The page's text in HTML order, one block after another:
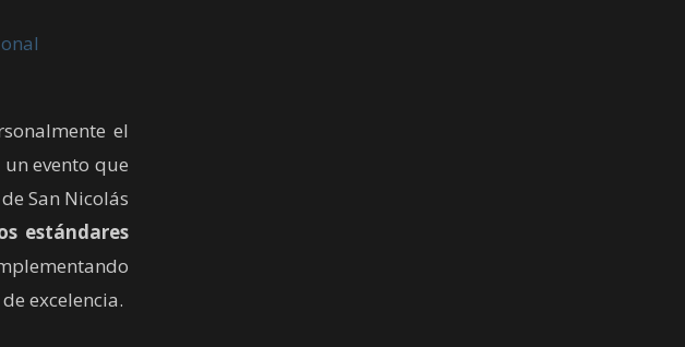
el
evento que
San Nicolás
estándares
excelencia.